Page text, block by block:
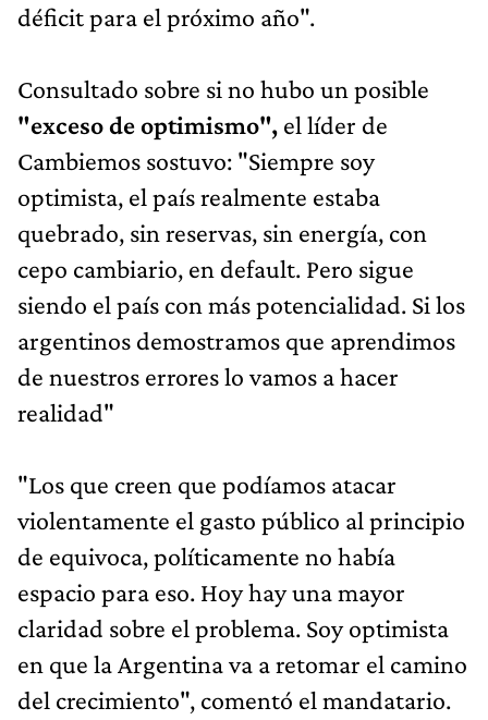
déficit para el próximo año".
Consultado sobre si no hubo un posible
"exceso de optimismo", el líder de
Cambiemos sostuvo: "Siempre soy
optimista, el país realmente estaba
quebrado, sin reservas, sin energía, con
cepo cambiario, en default. Pero sigue
siendo el país con más potencialidad. Si los
argentinos demostramos que aprendimos
de nuestros errores lo vamos a hacer
realidad"
"Los que creen que podíamos atacar
violentamente el gasto público al principio
de equivoca, políticamente no había
espacio para eso. Hoy hay una mayor
claridad sobre el problema. Soy optimista
en que la Argentina va a retomar el camino
del crecimiento", comentó el mandatario.